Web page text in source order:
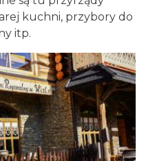
kuchni, przybory do
itp.